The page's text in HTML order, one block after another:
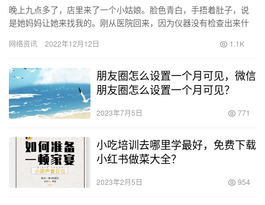
晚上九点多了，店里来了一个小姑娘。脸色青白，手捂着肚子，说
是她妈妈让她来找我的。刚从医院回来，因为仪器没有检查出来什
顿在…
网络资讯 2022年12月12日 1.1K
朋友圈怎么设置一个月可见，微信
朋友圈怎么设置一个月可见？
2023年7月5日 771
小吃培训去哪里学最好，免费下载
小红书做菜大全？
2023年2月5日 954